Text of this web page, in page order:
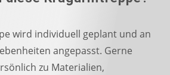
wird individuell geplant und an
angepasst. Gerne
zu Materialien,